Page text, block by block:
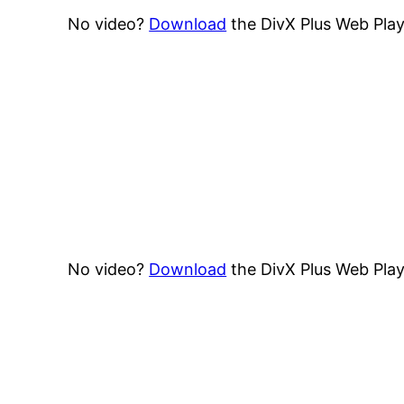
No video? Download the DivX Plus Web
No video? Download the DivX Plus Web